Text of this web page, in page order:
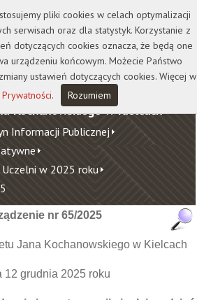
Biblioteka
Wydawnictwo
Kochanowskiego w Kielcach
Informacji Publicznej
w 2025 roku
nr 65/2025
Jana Kochanowskiego w Kielcach
12 grudnia 2025 roku
pliki cookies w celach optymalizacji
serwisach oraz dla statystyk. Korzystanie z
dotyczących cookies oznacza, że będą one
urządzeniu końcowym. Możecie Państwo
ustawień dotyczących cookies. Więcej w
. Rozumiem